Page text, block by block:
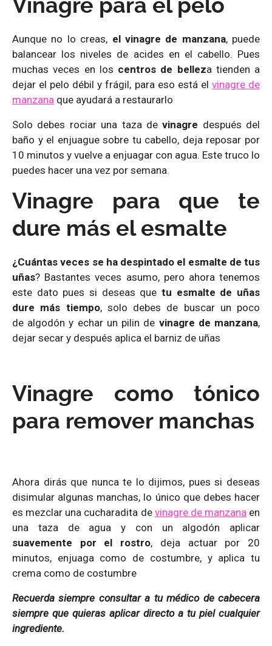
Vinagre para el pelo
Aunque no lo creas, el vinagre de manzana, puede
balancear los niveles de acides en el cabello. Pues
muchas veces en los centros de belleza tienden a
dejar el pelo débil y frágil, para eso está el vinagre de
manzana que ayudará a restaurarlo
Solo debes rociar una taza devinagre después del
baño y el enjuague sobre tu cabello, deja reposar por
10 minutos y vuelve a enjuagar con agua. Este truco lo
puedes hacer una vez por semana.
Vinagre para que te
dure más el esmalte
¿Cuántas veces se ha despintado el esmalte de tus
uñas? Bastantes veces asumo, pero ahora tenemos
este dato pues si deseas que tu esmalte de uñas
dure más tiempo, solo debes de buscar un poco
de algodón y echar un pilin de vinagre de manzana,
dejar secar y después aplica el barniz de uñas
Vinagre como tónico
para remover manchas
Ahora dirás que nunca te lo dijimos, pues si deseas
disimular algunas manchas, lo único que debes hacer
es mezclar una cucharadita de vinagre de manzana en
una taza de agua y con un algodón aplicar
suavemente por el rostro, deja actuar por 20
minutos, enjuaga como de costumbre, y aplica tu
crema como de costumbre
Recuerda siempre consultar a tu médico de cabecera
siempre que quieras aplicar directo a tu piel cualquier
ingrediente.